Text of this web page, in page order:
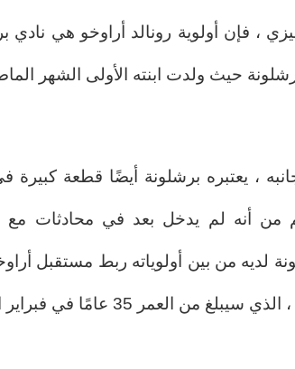
، فإن أولوية رونالد أراوخو هي
حيث ولدت ابنته الأولى الشهر
، يعتبره برشلونة أيضًا قطعة
من أنه لم يدخل بعد في محادثات مع
لديه من بين أولوياته ربط مستقبل
سيبلغ من العمر 35 عامًا في فبراير المقبل.